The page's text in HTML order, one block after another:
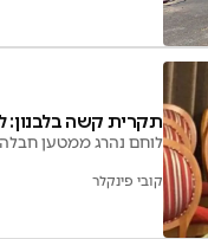
תקרית קשה בלבנון:
לוחם נהרג ממטען
קובי פינקלר